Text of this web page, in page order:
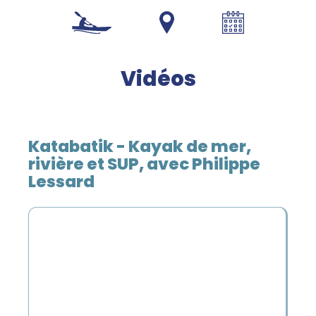
1 800 453-4850
Vidéos
Katabatik - Kayak de mer,
rivière et SUP, avec Philippe
Lessard